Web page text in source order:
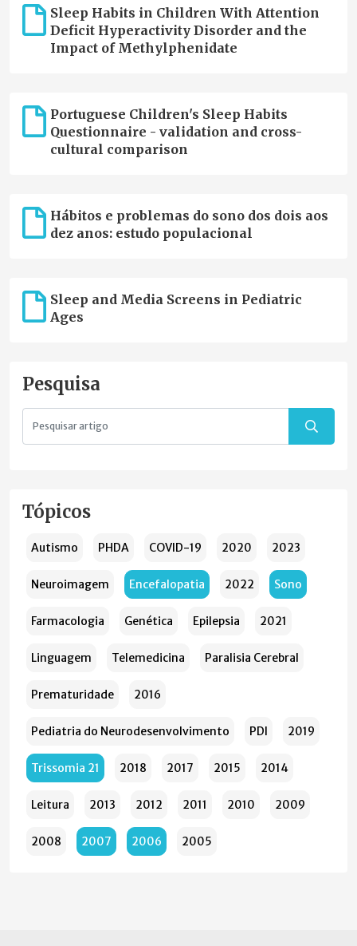
Sleep Habits in Children With Attention
Deficit Hyperactivity Disorder and the
Impact of Methylphenidate
Portuguese Children's Sleep Habits
Questionnaire - validation and cross-
cultural comparison
Hábitos e problemas do sono dos dois aos
dez anos: estudo populacional
Sleep and Media Screens in Pediatric
Ages
Pesquisa
Tópicos
Autismo PHDA COVID-19 2020 2023
Neuroimagem Encefalopatia 2022 Sono
Farmacologia Genética Epilepsia 2021
Linguagem Telemedicina Paralisia Cerebral
Prematuridade 2016
Pediatria do Neurodesenvolvimento PDI 2019
Trissomia 21 2018 2017 2015 2014
Leitura 2013 2012 2011 2010 2009
2008 2007 2006 2005